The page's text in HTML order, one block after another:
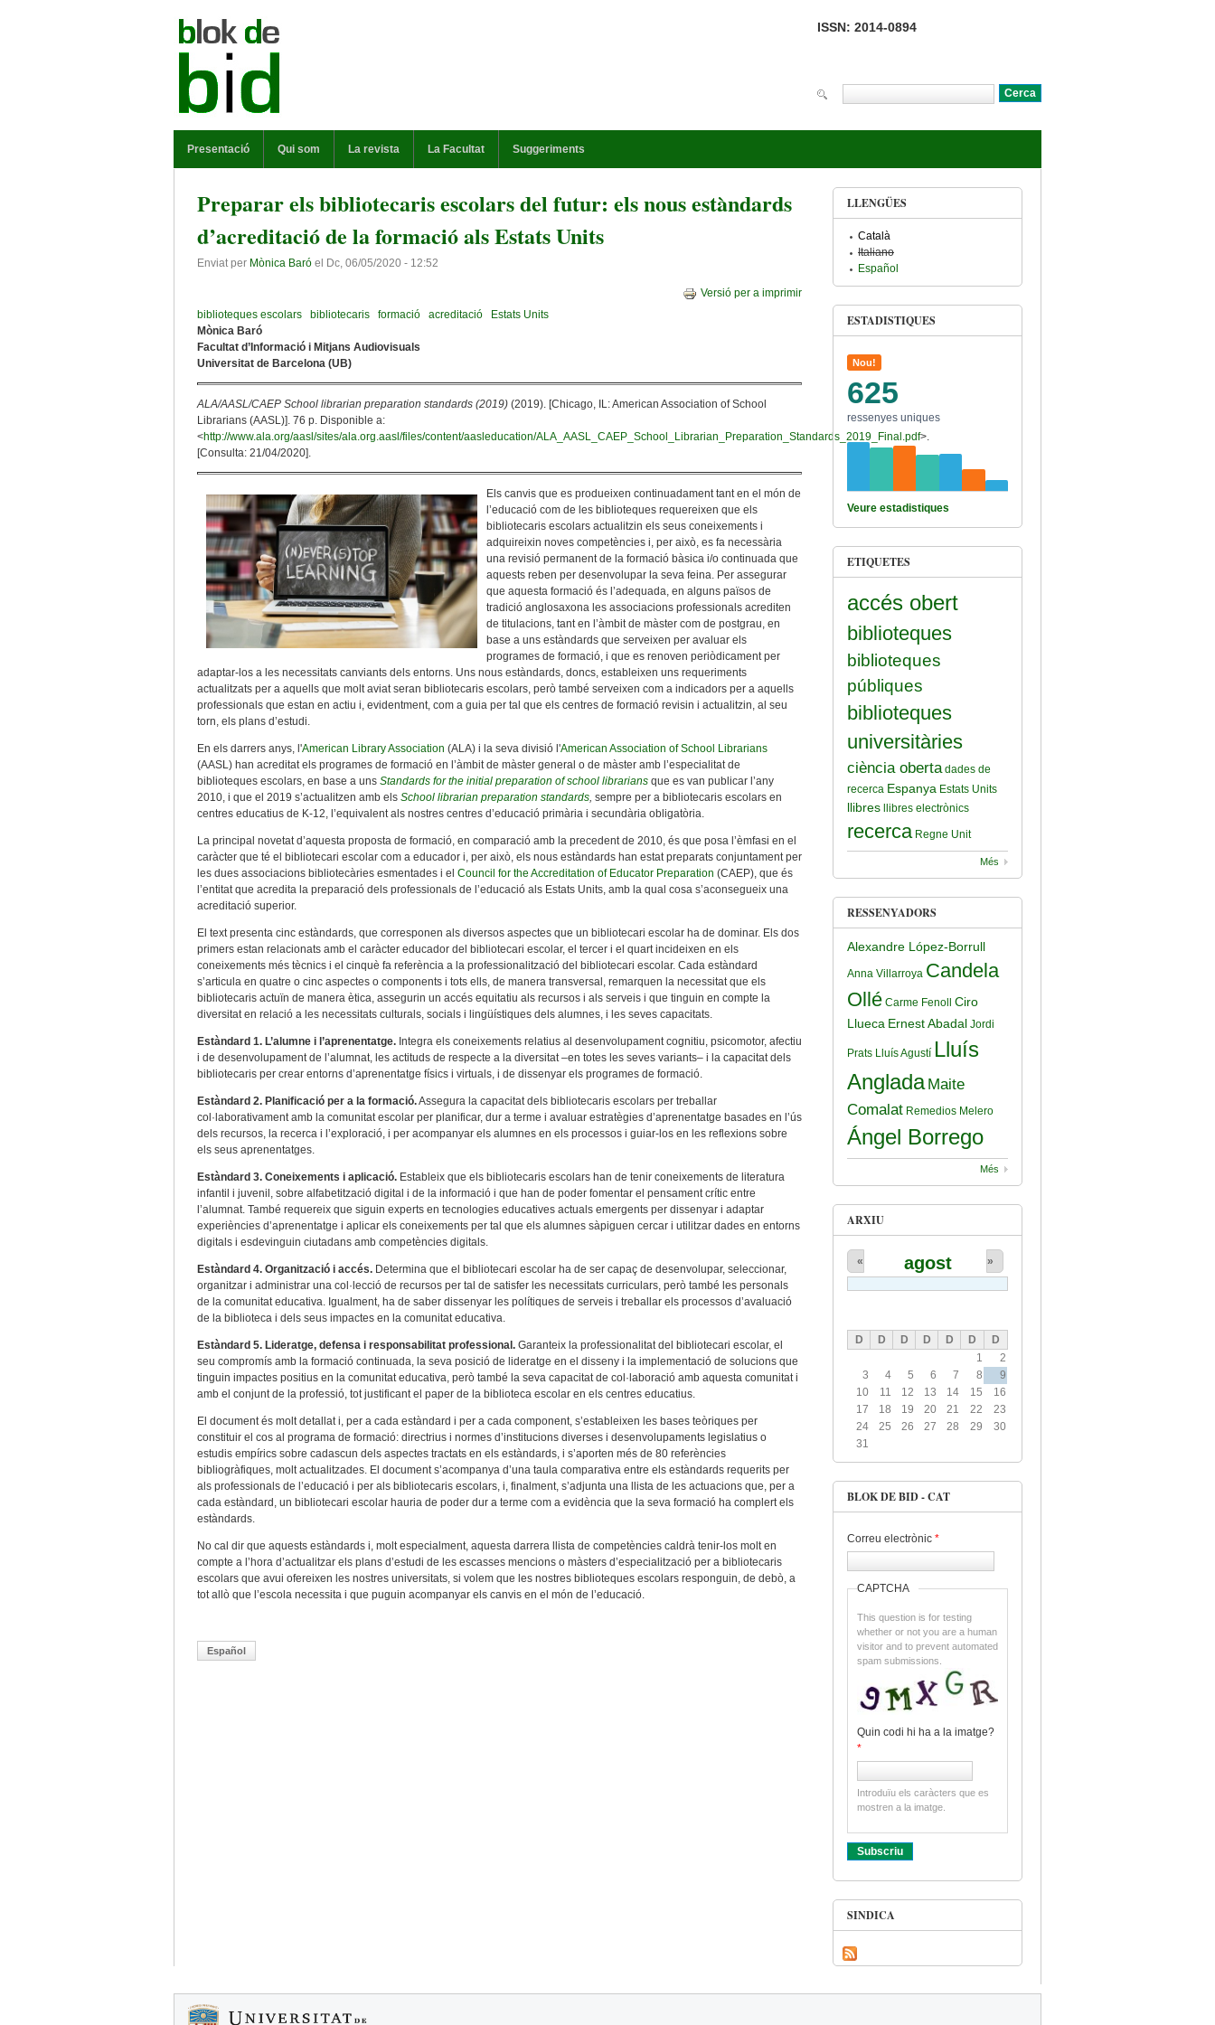
ISSN: 2014-0894
Presentació Qui som La revista La Facultat Suggeriments
Preparar els bibliotecaris escolars del futur: els nous estàndards
d’acreditació de la formació als Estats Units
Enviat per Mònica Baró el Dc, 06/05/2020 - 12:52
Versió per a imprimir
biblioteques escolars
bibliotecaris formació acreditació
Estats Units
Mònica Baró
Facultat d’Informació i Mitjans Audiovisuals
Universitat de Barcelona (UB)
ALA/AASL/CAEP School librarian preparation standards (2019) (2019). [Chicago, IL: American Association of School
Librarians (AASL)]. 76 p. Disponible a:
<http://www.ala.org/aasl/sites/ala.org.aasl/files/content/aasleducation/ALA_AASL_CAEP_School_Librarian_Preparation_Standards_2019_Final.pdf>.
[Consulta: 21/04/2020].
Els canvis que es produeixen continuadament tant en el món de
l’educació com de les biblioteques requereixen que els
bibliotecaris escolars actualitzin els seus coneixements i
adquireixin noves competències i, per això, es fa necessària
una revisió permanent de la formació bàsica i/o continuada que
aquests reben per desenvolupar la seva feina. Per assegurar
que aquesta formació és l’adequada, en alguns països de
tradició anglosaxona les associacions professionals acrediten
de titulacions, tant en l’àmbit de màster com de postgrau, en
base a uns estàndards que serveixen per avaluar els
programes de formació, i que es renoven periòdicament per
adaptar-los a les necessitats canviants dels entorns. Uns nous estàndards, doncs, estableixen uns requeriments
actualitzats per a aquells que molt aviat seran bibliotecaris escolars, però també serveixen com a indicadors per a aquells
professionals que estan en actiu i, evidentment, com a guia per tal que els centres de formació revisin i actualitzin, al seu
torn, els plans d’estudi.
En els darrers anys, l'American Library Association (ALA) i la seva divisió l'American Association of School Librarians
(AASL) han acreditat els programes de formació en l’àmbit de màster general o de màster amb l’especialitat de
biblioteques escolars, en base a uns Standards for the initial preparation of school librarians que es van publicar l’any
2010, i que el 2019 s’actualitzen amb els School librarian preparation standards, sempre per a bibliotecaris escolars en
centres educatius de K-12, l’equivalent als nostres centres d’educació primària i secundària obligatòria.
La principal novetat d’aquesta proposta de formació, en comparació amb la precedent de 2010, és que posa l’èmfasi en el
caràcter que té el bibliotecari escolar com a educador i, per això, els nous estàndards han estat preparats conjuntament per
les dues associacions bibliotecàries esmentades i el Council for the Accreditation of Educator Preparation (CAEP), que és
l’entitat que acredita la preparació dels professionals de l’educació als Estats Units, amb la qual cosa s’aconsegueix una
acreditació superior.
El text presenta cinc estàndards, que corresponen als diversos aspectes que un bibliotecari escolar ha de dominar. Els dos
primers estan relacionats amb el caràcter educador del bibliotecari escolar, el tercer i el quart incideixen en els
coneixements més tècnics i el cinquè fa referència a la professionalització del bibliotecari escolar. Cada estàndard
s’articula en quatre o cinc aspectes o components i tots ells, de manera transversal, remarquen la necessitat que els
bibliotecaris actuïn de manera ètica, assegurin un accés equitatiu als recursos i als serveis i que tinguin en compte la
diversitat en relació a les necessitats culturals, socials i lingüístiques dels alumnes, i les seves capacitats.
Estàndard 1. L’alumne i l’aprenentatge. Integra els coneixements relatius al desenvolupament cognitiu, psicomotor, afectiu
i de desenvolupament de l’alumnat, les actituds de respecte a la diversitat –en totes les seves variants– i la capacitat dels
bibliotecaris per crear entorns d’aprenentatge físics i virtuals, i de dissenyar els programes de formació.
Estàndard 2. Planificació per a la formació.Assegura la capacitat dels bibliotecaris escolars per treballar
col·laborativament amb la comunitat escolar per planificar, dur a terme i avaluar estratègies d’aprenentatge basades en l’ús
dels recursos, la recerca i l’exploració, i per acompanyar els alumnes en els processos i guiar-los en les reflexions sobre
els seus aprenentatges.
Estàndard 3. Coneixements i aplicació. Estableix que els bibliotecaris escolars han de tenir coneixements de literatura
infantil i juvenil, sobre alfabetització digital i de la informació i que han de poder fomentar el pensament crític entre
l’alumnat. També requereix que siguin experts en tecnologies educatives actuals emergents per dissenyar i adaptar
experiències d’aprenentatge i aplicar els coneixements per tal que els alumnes sàpiguen cercar i utilitzar dades en entorns
digitals i esdevinguin ciutadans amb competències digitals.
Estàndard 4. Organització i accés. Determina que el bibliotecari escolar ha de ser capaç de desenvolupar, seleccionar,
organitzar i administrar una col·lecció de recursos per tal de satisfer les necessitats curriculars, però també les personals
de la comunitat educativa. Igualment, ha de saber dissenyar les polítiques de serveis i treballar els processos d’avaluació
de la biblioteca i dels seus impactes en la comunitat educativa.
Estàndard 5. Lideratge, defensa i responsabilitat professional. Garanteix la professionalitat del bibliotecari escolar, el
seu compromís amb la formació continuada, la seva posició de lideratge en el disseny i la implementació de solucions que
tinguin impactes positius en la comunitat educativa, però també la seva capacitat de col·laboració amb aquesta comunitat i
amb el conjunt de la professió, tot justificant el paper de la biblioteca escolar en els centres educatius.
El document és molt detallat i, per a cada estàndard i per a cada component, s’estableixen les bases teòriques per
constituir el cos al programa de formació: directrius i normes d’institucions diverses i desenvolupaments legislatius o
estudis empírics sobre cadascun dels aspectes tractats en els estàndards, i s’aporten més de 80 referències
bibliogràfiques, molt actualitzades. El document s’acompanya d’una taula comparativa entre els estàndards requerits per
als professionals de l’educació i per als bibliotecaris escolars, i, finalment, s’adjunta una llista de les actuacions que, per a
cada estàndard, un bibliotecari escolar hauria de poder dur a terme com a evidència que la seva formació ha complert els
estàndards.
No cal dir que aquests estàndards i, molt especialment, aquesta darrera llista de competències caldrà tenir-los molt en
compte a l’hora d’actualitzar els plans d’estudi de les escasses mencions o màsters d’especialització per a bibliotecaris
escolars que avui ofereixen les nostres universitats, si volem que les nostres biblioteques escolars responguin, de debò, a
tot allò que l’escola necessita i que puguin acompanyar els canvis en el món de l’educació.
Español
LLENGÜES
Català
Italiano
Español
ESTADISTIQUES
Nou!
625
ressenyes uniques
Veure estadistiques
ETIQUETES
accés obert
biblioteques
biblioteques
públiques
biblioteques
universitàries
ciència oberta dades de
recerca Espanya Estats Units
llibres llibres electrònics
recerca Regne Unit
Més
RESSENYADORS
Alexandre López-Borrull
Anna Villarroya Candela
Ollé Carme Fenoll
Ciro
Llueca Ernest Abadal Jordi
Prats Lluís Agustí Lluís
Anglada Maite
Comalat Remedios Melero
Ángel Borrego
Més
ARXIU
agost
« »
D D D D D D
D
1
2
3
4 5 6 7 8
9
10
11 12 13 14 15
16
17
18 19 20 21 22
23
24
25 26 27 28 29
30
31
BLOK DE BID - CAT
Correu electrònic *
CAPTCHA
This question is for testing
whether or not you are a human
visitor and to prevent automated
spam submissions.
Quin codi hi ha a la imatge?
*
Introduïu els caràcters que es
mostren a la imatge.
SINDICA